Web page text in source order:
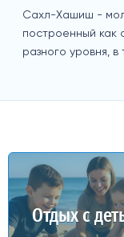
Сахл-Хашиш -
построенный как
разного уровня,
Отдых с